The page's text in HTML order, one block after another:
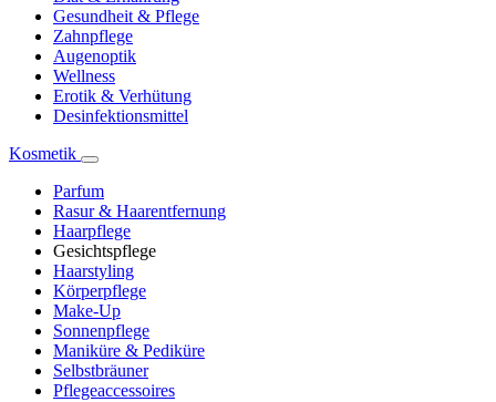
Gesundheit & Pflege
Zahnpflege
Augenoptik
Wellness
Erotik & Verhütung
Desinfektionsmittel
Kosmetik
Parfum
Rasur & Haarentfernung
Haarpflege
Gesichtspflege
Haarstyling
Körperpflege
Make-Up
Sonnenpflege
Maniküre & Pediküre
Selbstbräuner
Pflegeaccessoires